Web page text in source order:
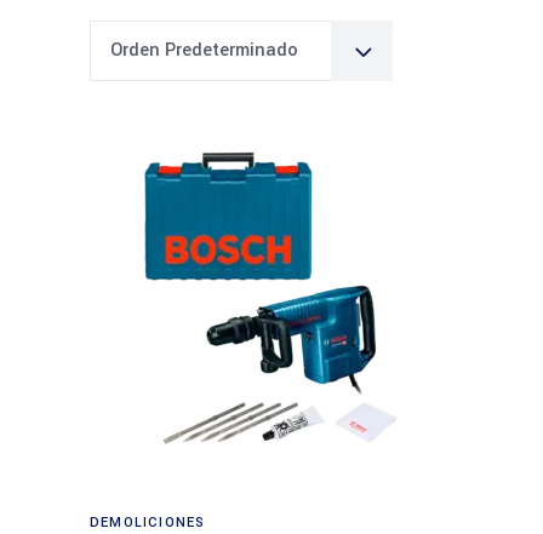
Orden Predeterminado
DEMOLICIONES